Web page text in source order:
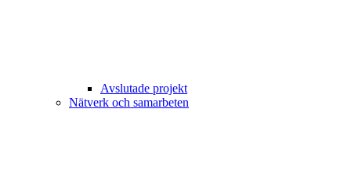
Avslutade projekt
Nätverk och samarbeten